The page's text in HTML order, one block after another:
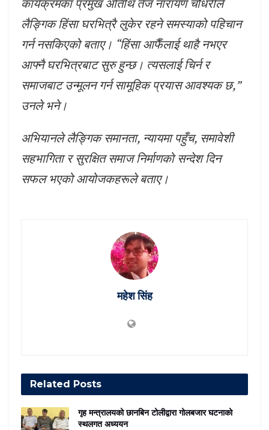
कार्यक्रमका प्रमुख अतिथि तेज नारायण चौधरीले
लैङ्गिक हिंसा घरभित्रै लुकेर रहने समस्याको पहिचान
गर्न नसकिएको बताए। “हिंसा आफैँलाई थाहै नभएर
आफ्नै घरभित्रबाट सुरु हुन्छ। त्यसलाई चिर्न र
समाजबाट उन्मूलन गर्न सामूहिक प्रयास आवश्यक छ,”
उनले भने।
अभियानले लैङ्गिक समानता, न्यायमा पहुँच, समावेशी
सहभागिता र सुरक्षित समाज निर्माणको सन्देश दिन
सफल भएको आयोजकहरूले बताए।
महेश सिंह
Related Posts
गृह मन्त्रालयको छानबिन टोलीद्वारा गोलबजार घटनाको
स्थलगत अध्ययन